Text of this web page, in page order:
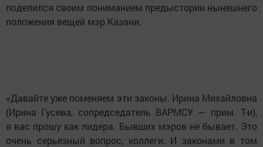
поделился своим пониманием предыстории нынешнего
положения вещей мэр Казани.
«Давайте уже поменяем эти законы. Ирина Михайловна
(Ирина Гусева, сопредседатель ВАРМСУ — прим. Т-и),
я вас прошу как лидера. Бывших мэров не бывает. Это
очень серьезный вопрос, коллеги. И законами в том